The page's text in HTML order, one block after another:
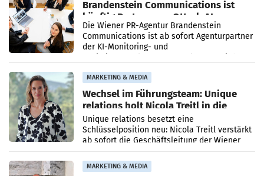
Brandenstein Communications ist
künftig Partner von OtterlyAI
Die Wiener PR-Agentur Brandenstein
Communications ist ab sofort Agenturpartner
der KI-Monitoring- und
MARKETING & MEDIA
Wechsel im Führungsteam: Unique
relations holt Nicola Treitl in die
Geschäftsleitung
Unique relations besetzt eine
Schlüsselposition neu: Nicola Treitl verstärkt
ab sofort die Geschäftsleitung der Wiener
PR-Agentur an der Seite von Josef Kalina und
Anna Kalina-Mahr.
MARKETING & MEDIA